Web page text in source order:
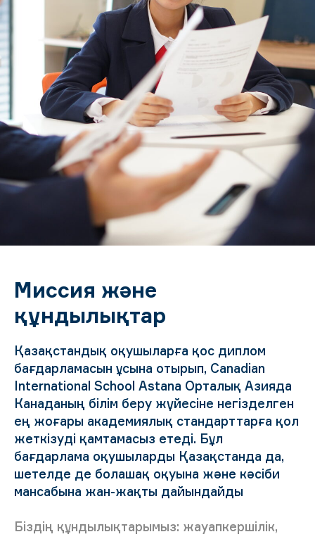
Миссия және
құндылықтар
Қазақстандық оқушыларға қос диплом
бағдарламасын ұсына отырып, Canadian
International School Astana Орталық Азияда
Канаданың білім беру жүйесіне негізделген
ең жоғары академиялық стандарттарға қол
жеткізуді қамтамасыз етеді. Бұл
бағдарлама оқушыларды Қазақстанда да,
шетелде де болашақ оқуына және кәсіби
мансабына жан-жақты дайындайды
Біздің құндылықтарымыз: жауапкершілік,